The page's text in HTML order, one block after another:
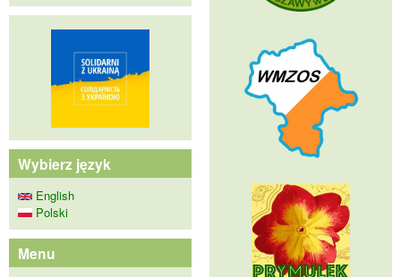
Wybierz język
English
Polski
Menu